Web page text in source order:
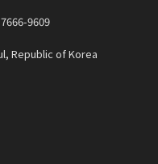
9609
Republic of Korea